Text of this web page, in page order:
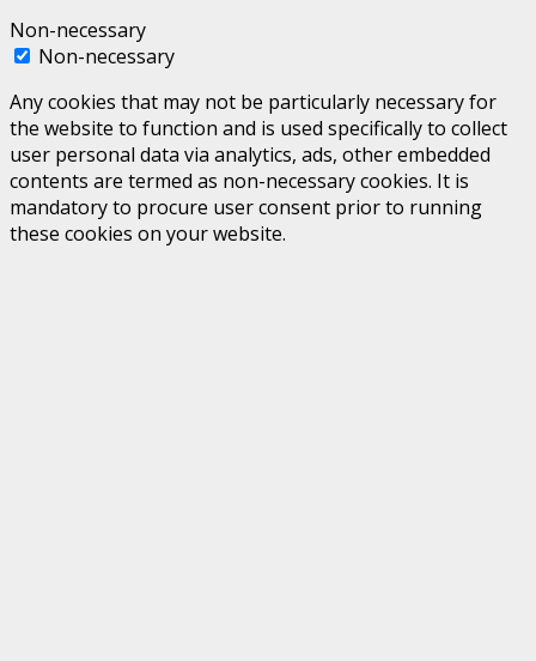
Non-necessary
Non-necessary
Any cookies that may not be particularly necessary for
the website to function and is used specifically to collect
user personal data via analytics, ads, other embedded
contents are termed as non-necessary cookies. It is
mandatory to procure user consent prior to running
these cookies on your website.